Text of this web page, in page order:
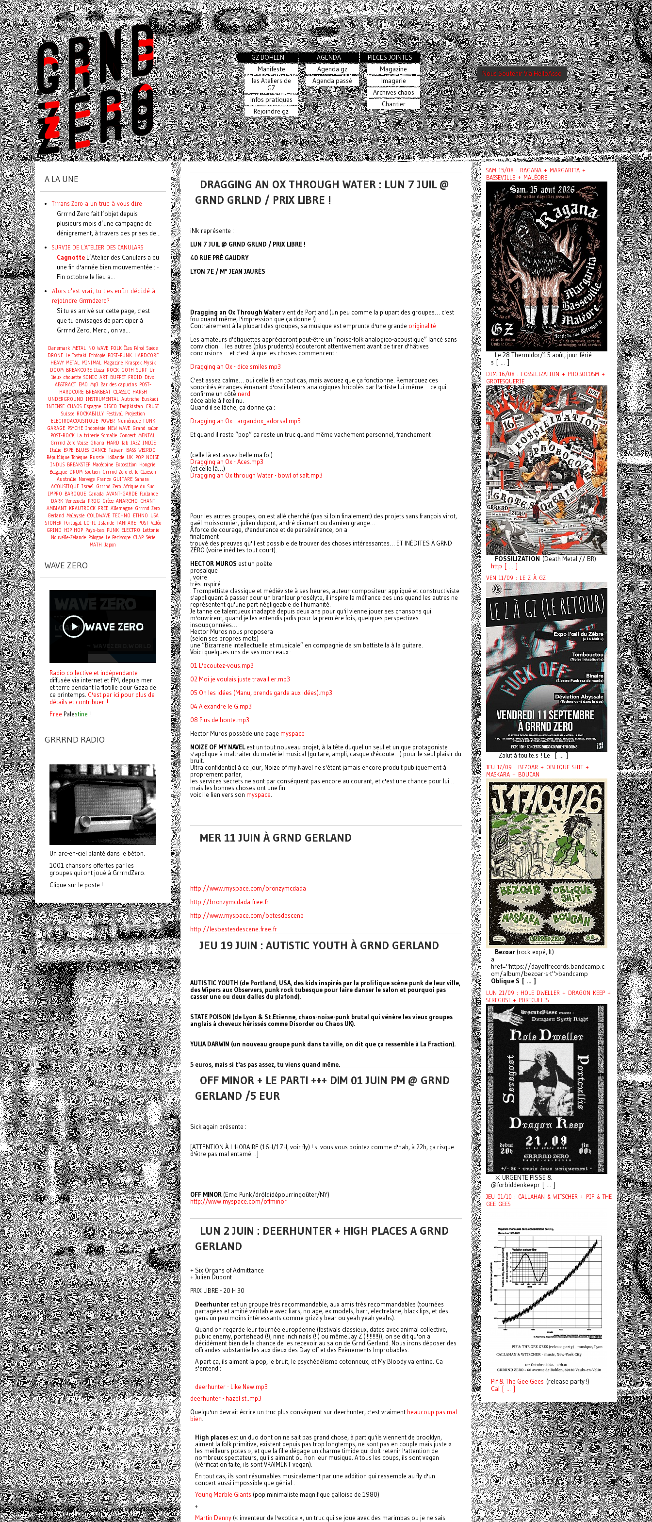
GZ BOHLEN
Manifeste
les Ateliers de
GZ
Infos pratiques
Rejoindre gz
AGENDA
Agenda gz
Agenda passé
PIECES JOINTES
Magazine
Imagerie
Archives chaos
Chantier
Nous Soutenir Via HelloAsso
DRAGGING AN OX THROUGH WATER : LUN 7 JUIL @
GRND GRLND / PRIX LIBRE !
iNk représente :
LUN 7 JUIL @ GRND GRLND / PRIX LIBRE !
40 RUE PRÉ GAUDRY
LYON 7E / M° JEAN JAURÈS
Dragging an Ox Through Watervient de Portland (un peu comme la plupart des groupes… c'est
fou quand même, l'impression que ça donne !).
Contrairement à la plupart des groupes, sa musique est emprunte d'une grande originalité
Les amateurs d'étiquettes apprécieront peut-être un “noise-folk analogico-acoustique” lancé sans
conviction… les autres (plus prudents) écouteront attentivement avant de tirer d'hâtives
conclusions… et c'est là que les choses commencent :
Dragging an Ox - dice smiles.mp3
C'est assez calme… oui celle là en tout cas, mais avouez que ça fonctionne. Remarquez ces
sonorités étranges émanant d'oscillateurs analogiques bricolés par l'artiste lui-même… ce qui
confirme un côté nerd
décelable à l'œil nu.
Quand il se lâche, ça donne ça :
Dragging an Ox - argandox_adorsal.mp3
Et quand il reste “pop” ça reste un truc quand même vachement personnel, franchement :
(celle là est assez belle ma foi)
Dragging an Ox - Aces.mp3
(et celle là…)
Dragging an Ox through Water - bowl of salt.mp3
Pour les autres groupes, on est allé cherché (pas si loin finalement) des projets sans françois virot,
gaël moissonnier, julien dupont, andré diamant ou damien grange…
À force de courage, d'endurance et de persévérance, on a
finalement
trouvé des preuves qu'il est possible de trouver des choses intéressantes… ET INÉDITES À GRND
ZÉRO (voire inédites tout court).
HECTOR MUROS est un poète
prosaïque
, voire
très inspiré
. Trompettiste classique et médiéviste à ses heures, auteur-compositeur appliqué et constructiviste
s'appliquant à passer pour un branleur prosélyte, il inspire la méfiance des uns quand les autres ne
représentent qu'une part négligeable de l'humanité.
Je tanne ce talentueux inadapté depuis deux ans pour qu'il vienne jouer ses chansons qui
m'ouvrirent, quand je les entendis jadis pour la première fois, quelques perspectives
insoupçonnées…
Hector Muros nous proposera
(selon ses propres mots)
une “Bizarrerie intellectuelle et musicale” en compagnie de sm battistella à la guitare.
Voici quelques-uns de ses morceaux :
01 L'ecoutez-vous.mp3
02 Moi je voulais juste travailler.mp3
05 Oh les idées (Manu, prends garde aux idées).mp3
04 Alexandre le G.mp3
08 Plus de honte.mp3
Hector Muros possède une page myspace
NOIZE OF MY NAVELest un tout nouveau projet, à la tête duquel un seul et unique protagoniste
s'applique à maltraiter du matériel musical (guitare, ampli, casque d'écoute…) pour le seul plaisir du
bruit.
Ultra confidentiel à ce jour, Noize of my Navel ne s'étant jamais encore produit publiquement à
proprement parler,
les services secrets ne sont par conséquent pas encore au courant, et c'est une chance pour lui…
mais les bonnes choses ont une fin.
voici le lien vers son myspace
MER 11 JUIN À GRND GERLAND
http://www.myspace.com/bronzymcdada
http://bronzymcdada.free.fr
http://www.myspace.com/betesdescene
http://lesbestesdescene.free.fr
JEU 19 JUIN : AUTISTIC YOUTH À GRND GERLAND
AUTISTIC YOUTH (de Portland, USA, des kids inspirés par la prolifique scène punk de leur ville,
des Wipers aux Observers, punk rock tubesque pour faire danser le salon et pourquoi pas
casser une ou deux dalles du plafond).
STATE POISON (de Lyon & St.Etienne, chaos-noise-punk brutal qui vénère les vieux groupes
anglais à cheveux hérissés comme Disorder ou Chaos UK).
YULIA DARWIN (un nouveau groupe punk dans ta ville, on dit que ça ressemble à La Fraction).
5 euros, mais si t'as pas assez, tu viens quand même.
OFF MINOR + LE PARTI +++ DIM 01 JUIN PM @ GRND
GERLAND /5 EUR
Sick again présente :
[ATTENTION À L'HORAIRE (16H/17H, voir fly) ! si vous vous pointez comme d'hab, à 22h, ça risque
d'être pas mal entamé…]
OFF MINOR (Emo Punk/dröldidépourringoûter/NY)
http://www.myspace.com/offminor
LUN 2 JUIN : DEERHUNTER + HIGH PLACES A GRND
GERLAND
+ Six Organs of Admittance
+ Julien Dupont
PRIX LIBRE - 20 H 30
Deerhunter est un groupe très recommandable, aux amis très recommandables (tournées
partagées et amitié véritable avec liars, no age, ex models, barr, electrelane, black lips, et des
gens un peu moins intéressants comme grizzly bear ou yeah yeah yeahs).
Quand on regarde leur tournée européenne (festivals classieux, dates avec animal collective,
public enemy, portishead (!), nine inch nails (!!) ou même Jay Z (!!!!!!!!!)), on se dit qu'on a
décidément bien de la chance de les recevoir au salon de Grnd Gerland. Nous irons déposer des
offrandes substantielles aux dieux des Day-off et des Evènements Improbables.
A part ça, ils aiment la pop, le bruit, le psychédélisme cotonneux, et My Bloody valentine. Ca
s'entend :
deerhunter - Like New.mp3
deerhunter - hazel st..mp3
Quelqu'un devrait écrire un truc plus conséquent sur deerhunter, c'est vraiment beaucoup pas mal
bien
High places est un duo dont on ne sait pas grand chose, à part qu'ils viennent de brooklyn,
aiment la folk primitive, existent depuis pas trop longtemps, ne sont pas en couple mais juste «
les meilleurs potes », et que la fille dégage un charme timide qui doit retenir l'attention de
nombreux spectateurs, qu'ils aiment ou non leur musique. A tous les coups, ils sont vegan
(vérification faite, ils sont VRAIMENT vegan).
En tout cas, ils sont résumables musicalement par une addition qui ressemble au fly d'un
concert aussi impossible que génial :
Young Marble Giants (pop minimaliste magnifique galloise de 1980)
+
Martin Denny (« inventeur de l'exotica », un truc qui se joue avec des marimbas ou je ne sais
A LA UNE
Trrrans Zero a un truc à vous dire
Grrrnd Zero fait l’objet depuis
plusieurs mois d’une campagne de
dénigrement, à travers des prises de...
SURVIE DE L'ATELIER DES CANULARS
Cagnotte L’Atelier des Canulars a eu
une fin d'année bien mouvementée : -
Fin octobre le lieu a...
Alors c'est vrai, tu t'es enfin décidé à
rejoindre Grrrndzero?
Si tu es arrivé sur cette page, c'est
que tu envisages de participer à
Grrrnd Zero. Merci, on va...
Danemark METAL NO WAVE FOLK Îles Féroé Suède
DRONE Le Tostaki Ethiopie POST-PUNK HARDCORE
HEAVY METAL MINIMAL Magazine Kraspek Mysik
DOOM BREAKCORE Ibiza ROCK GOTH SURF Un
lieux chouette SONIC ART BUFFET FROID Divx
ABSTRACT EMO Mp3 Bar des capucins POST-
HARDCORE BREAKBEAT CLASSIC HARSH
UNDERGROUND INSTRUMENTAL Autriche Euskadi
INTENSE CHAOS Espagne DISCO Tadjikistan CRUST
Suisse ROCKABILLY Festival Projection
ELECTROACOUSTIQUE POWER Numérique FUNK
GARAGE PSYCHE Indonésie NEW WAVE Grand salon
POST-ROCK La triperie Somalie Concert MENTAL
Grrrnd Zero Vaise Ghana HARD lab JAZZ INDIE
Italie EXPE BLUES DANCE Taiwan BASS WEIRDO
République Tchèque Russie Hollande UK POP NOISE
INDUS BREAKSTEP Macédoine Exposition Hongrie
Belgique DRUM Soutien Grrrnd Zero et le Clacson
Australie Norvège France GUITARE Sahara
ACOUSTIQUE Israel Grrrnd Zero Afrique du Sud
IMPRO BAROQUE Canada AVANT-GARDE Finlande
DARK Venezuela PROG Grèce ANARCHO CHANT
AMBIANT KRAUTROCK FREE Allemagne Grrrnd Zero
Gerland Malaysie COLDWAVE TECHNO ETHNO USA
STONER Portugal LO-FI Islande FANFARE POST Vidéo
GRIND HIP HOP Pays-bas PUNK ELECTRO Lettonie
Nouvelle-Zélande Pologne Le Periscope CLAP Série
MATH Japon
WAVE ZERO
Radio collective et indépendante
diffusée via internet et FM, depuis mer
et terre pendant la flotille pour Gaza de
ce printemps. C'est par ici pour plus de
détails et contribuer !
Free Palestine !
GRRRND RADIO
Un arc-en-ciel planté dans le béton.
1001 chansons offertes par les
groupes qui ont joué à GrrrndZero.
Clique sur le poste !
SAM 15/08 : RAGANA + MARGARITA +
BASSEVILLE + MALÉORE
Le 28 Thermidor/15 août, jour férié
s [ ... ]
DIM 16/08 : FOSSILIZATION + PHOBOCOSM +
GROTESQUERIE
FOSSILIZATION (Death Metal // BR)
http [ ... ]
VEN 11/09 : LE Z À GZ
Zalut à tou.te.s ! Le [ ... ]
JEU 17/09 : BEZOAR + OBLIQUE SHIT +
MASKARA + BOUCAN
Bezoar (rock expé, It)
a
href="https://dayoffrecords.bandcamp.c
om/album/bezoar-s-t">bandcamp
Oblique S [ ... ]
LUN 21/09 : HOLE DWELLER + DRAGON KEEP +
SEREGOST + PORTCULLIS
⚔️ URGENTE PISSE &
@forbiddenkeepr [ ... ]
JEU 01/10 : CALLAHAN & WITSCHER + PIF & THE
GEE GEES
Pif& The Gee Gees (release party !)
Cal [ ... ]